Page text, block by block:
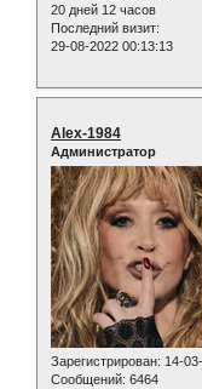
20 дней 12 часов
Последний визит:
29-08-2022 00:13:13
Alex-1984
Администратор
Зарегистрирован: 14-
Сообщений: 6464